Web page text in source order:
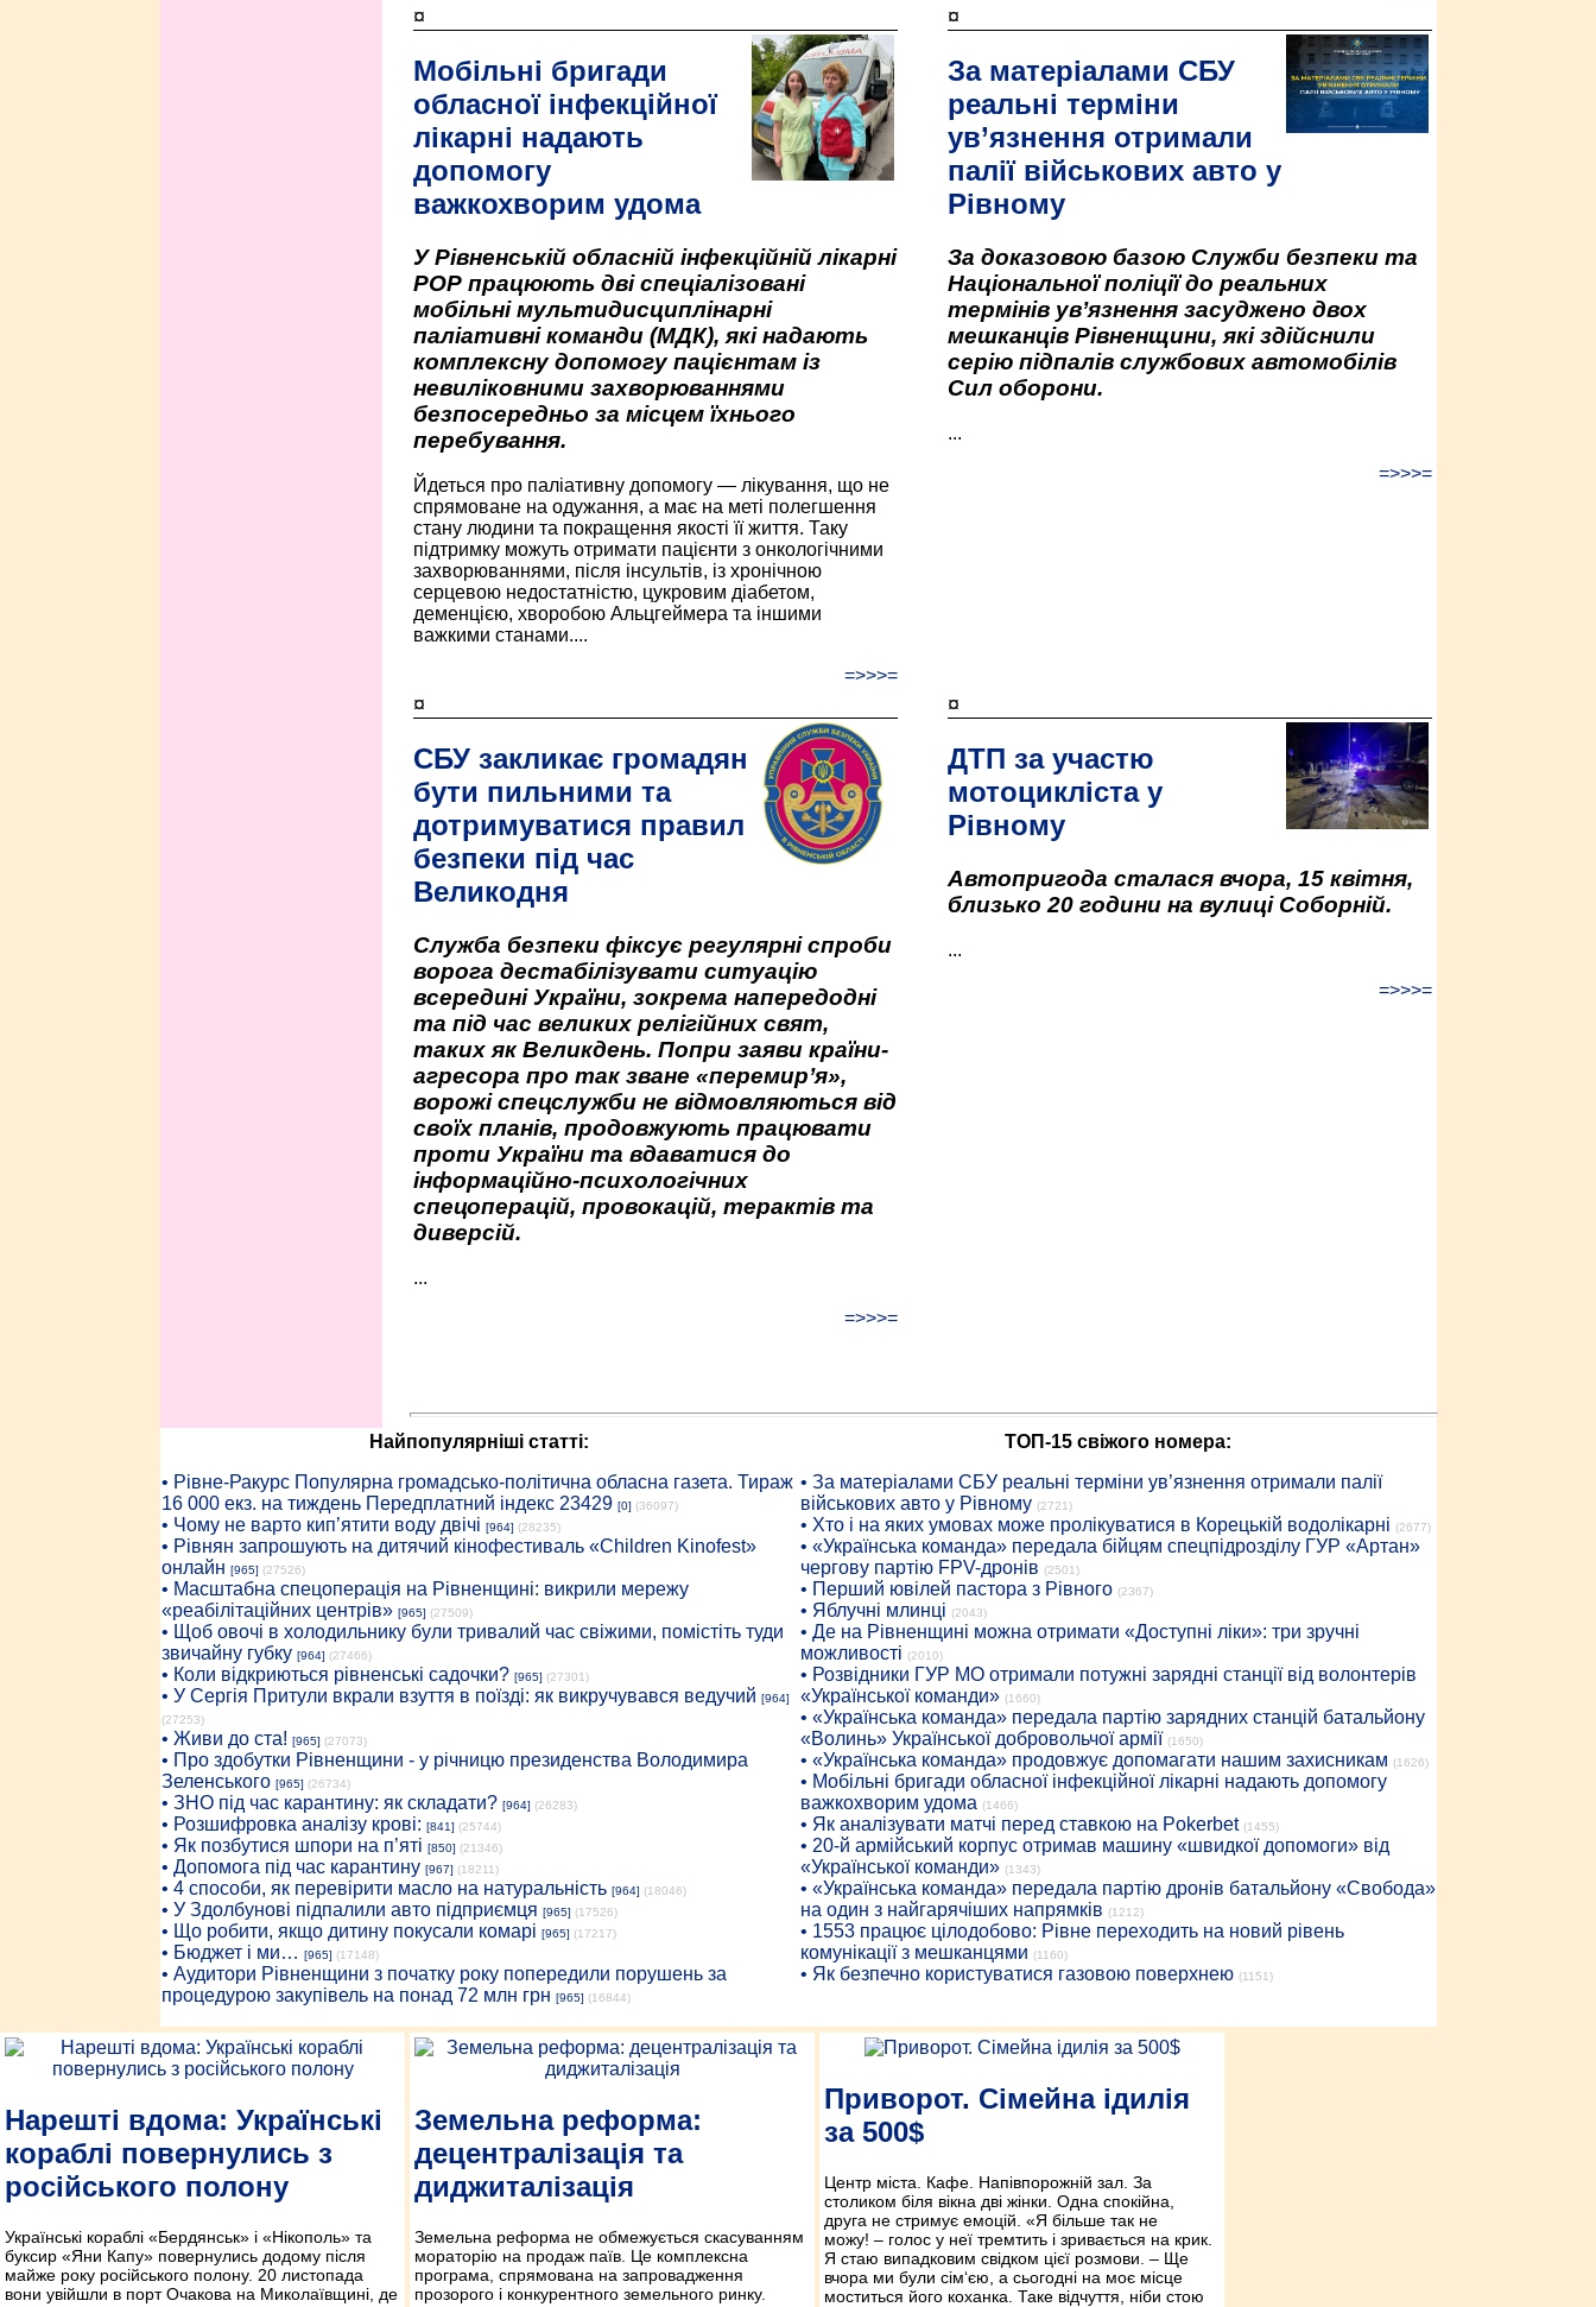
¤
Мобільні бригади
обласної інфекційної
лікарні надають
допомогу
важкохворим удома
У Рівненській обласній інфекційній лікарні
РОР працюють дві спеціалізовані
мобільні мультидисциплінарні
паліативні команди (МДК), які надають
комплексну допомогу пацієнтам із
невиліковними захворюваннями
безпосередньо за місцем їхнього
перебування.
Йдеться про паліативну допомогу — лікування, що не
спрямоване на одужання, а має на меті полегшення
стану людини та покращення якості її життя. Таку
підтримку можуть отримати пацієнти з онкологічними
захворюваннями, після інсультів, із хронічною
серцевою недостатністю, цукровим діабетом,
деменцією, хворобою Альцгеймера та іншими
важкими станами....
=>>>=
¤
За матеріалами СБУ
реальні терміни
ув’язнення отримали
палії військових авто у
Рівному
За доказовою базою Служби безпеки та
Національної поліції до реальних
термінів ув’язнення засуджено двох
мешканців Рівненщини, які здійснили
серію підпалів службових автомобілів
Сил оборони.
...
=>>>=
¤
СБУ закликає громадян
бути пильними та
дотримуватися правил
безпеки під час
Великодня
Служба безпеки фіксує регулярні спроби
ворога дестабілізувати ситуацію
всередині України, зокрема напередодні
та під час великих релігійних свят,
таких як Великдень. Попри заяви країни-
агресора про так зване «перемир’я»,
ворожі спецслужби не відмовляються від
своїх планів, продовжують працювати
проти України та вдаватися до
інформаційно-психологічних
спецоперацій, провокацій, терактів та
диверсій.
...
=>>>=
¤
ДТП за участю
мотоцикліста у
Рівному
Автопригода сталася вчора, 15 квітня,
близько 20 години на вулиці Соборній.
...
=>>>=
Найпопулярніші статті:
• Рiвне-Ракурс Популярна громадсько-політична обласна газета. Тираж
16 000 екз. на тиждень Передплатний індекс 23429 [0] (36097)
• Чому не варто кип’ятити воду двічі [964] (28235)
• Рівнян запрошують на дитячий кінофестиваль «Children Kinofest»
онлайн [965] (27526)
• Масштабна спецоперація на Рівненщині: викрили мережу
«реабілітаційних центрів» [965] (27509)
• Щоб овочі в холодильнику були тривалий час свіжими, помістіть туди
звичайну губку [964] (27466)
• Коли відкриються рівненські садочки? [965] (27301)
• У Сергія Притули вкрали взуття в поїзді: як викручувався ведучий [964]
(27253)
• Живи до ста! [965] (27073)
• Про здобутки Рівненщини - у річницю президенства Володимира
Зеленського [965] (26734)
• ЗНО під час карантину: як складати? [964] (26283)
• Розшифровка аналізу крові: [841] (25744)
• Як позбутися шпори на п’яті [850] (21346)
• Допомога під час карантину [967] (18211)
• 4 способи, як перевірити масло на натуральність [964] (18046)
• У Здолбунові підпалили авто підприємця [965] (17526)
• Що робити, якщо дитину покусали комарі [965] (17217)
• Бюджет і ми… [965] (17148)
• Аудитори Рівненщини з початку року попередили порушень за
процедурою закупівель на понад 72 млн грн [965] (16844)
ТОП-15 свіжого номера:
• За матеріалами СБУ реальні терміни ув’язнення отримали палії
військових авто у Рівному (2721)
• Хто і на яких умовах може пролікуватися в Корецькій водолікарні (2677)
• «Українська команда» передала бійцям спецпідрозділу ГУР «Артан»
чергову партію FPV-дронів (2501)
• Перший ювілей пастора з Рівного (2367)
• Яблучні млинці (2043)
• Де на Рівненщині можна отримати «Доступні ліки»: три зручні
можливості (2010)
• Розвідники ГУР МО отримали потужні зарядні станції від волонтерів
«Української команди» (1660)
• «Українська команда» передала партію зарядних станцій батальйону
«Волинь» Української добровольчої армії (1650)
• «Українська команда» продовжує допомагати нашим захисникам (1626)
• Мобільні бригади обласної інфекційної лікарні надають допомогу
важкохворим удома (1466)
• Як аналізувати матчі перед ставкою на Pokerbet (1455)
• 20-й армійський корпус отримав машину «швидкої допомоги» від
«Української команди» (1343)
• «Українська команда» передала партію дронів батальйону «Свобода»
на один з найгарячіших напрямків (1212)
• 1553 працює цілодобово: Рівне переходить на новий рівень
комунікації з мешканцями (1160)
• Як безпечно користуватися газовою поверхнею (1151)
Нарешті вдома: Українські
кораблі повернулись з
російського полону
Українські кораблі «Бердянськ» і «Нікополь» та
буксир «Яни Капу» повернулись додому після
майже року російського полону. 20 листопада
вони увійшли в порт Очакова на Миколаївщині, де
Земельна реформа:
децентралізація та
диджиталізація
Земельна реформа не обмежується скасуванням
мораторію на продаж паїв. Це комплексна
програма, спрямована на запровадження
прозорого і конкурентного земельного ринку.
Приворот. Сімейна ідилія
за 500$
Центр міста. Кафе. Напівпорожній зал. За
столиком біля вікна дві жінки. Одна спокійна,
друга не стримує емоцій. «Я більше так не
можу! – голос у неї тремтить і зривається на крик.
Я стаю випадковим свідком цієї розмови. – Ще
вчора ми були сім‘єю, а сьогодні на моє місце
моститься його коханка. Таке відчуття, ніби стою